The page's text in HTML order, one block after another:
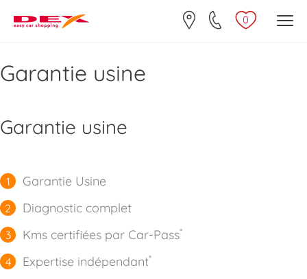
0
Garantie usine
Garantie usine
Garantie Usine
Diagnostic complet
Kms certifiées par Car-Pass*
Expertise indépendant*